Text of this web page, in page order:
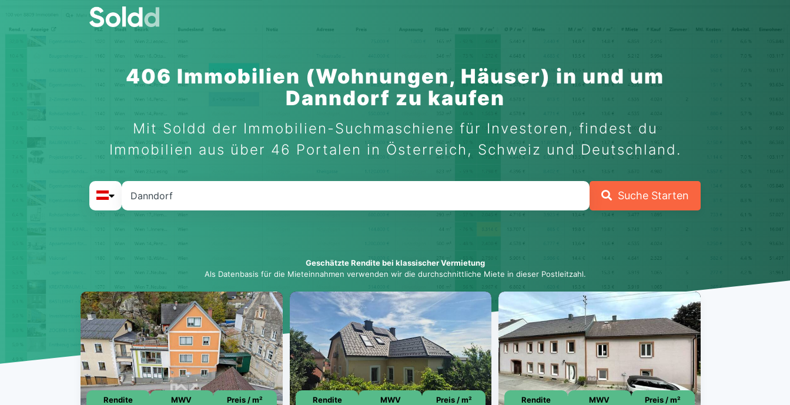
406 Immobilien (Wohnungen, Häuser) in und um
Danndorf zu kaufen
Mit Soldd der Immobilien-Suchmaschiene für Investoren, findest du
Immobilien aus über 46 Portalen in Österreich, Schweiz und Deutschland.
Suche Starten
Geschätzte Rendite bei klassischer Vermietung
Als Datenbasis für die Mieteinnahmen verwenden wir die durchschnittliche Miete in dieser Postleitzahl.
Rendite MWV Preis / m² Rendite MWV Preis / m² Rendite MWV Preis / m²